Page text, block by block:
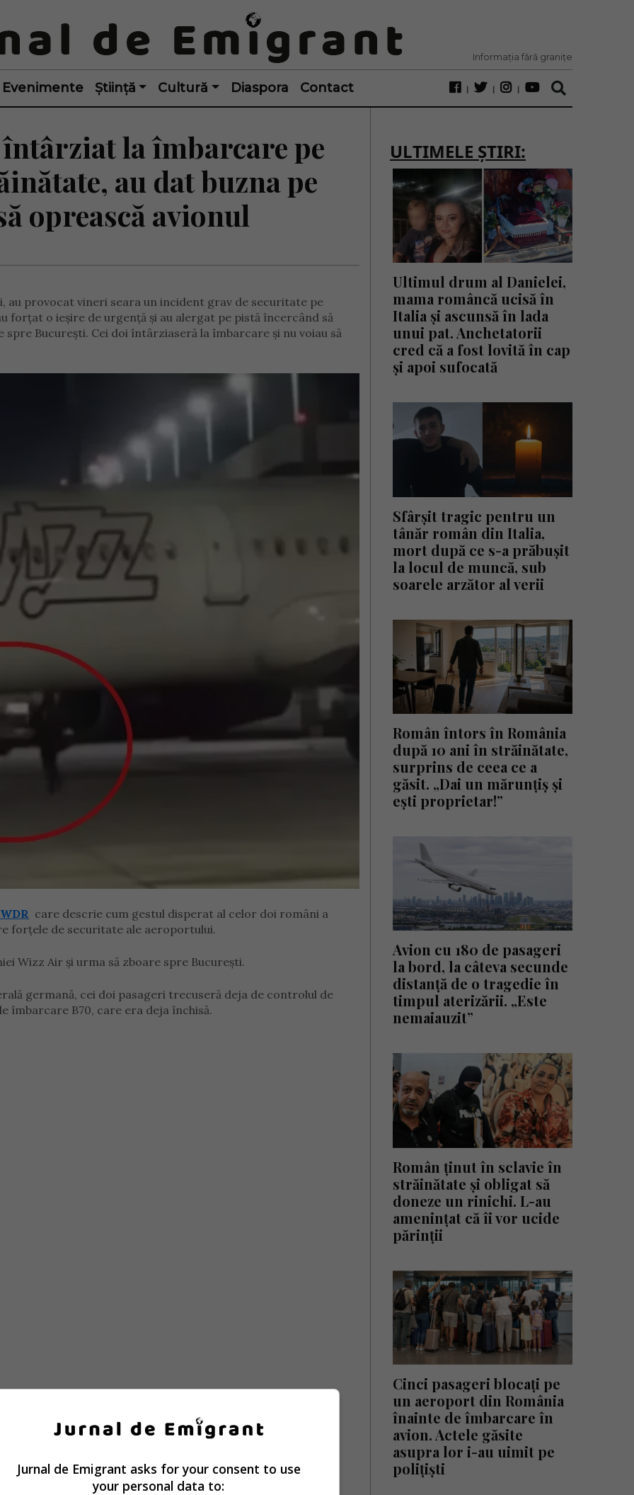
Informația fără granițe
Evenimente Știință Cultură Diaspora Contact
la îmbarcare pe
au dat buzna pe
oprească avionul
au provocat vineri seara un incident grav de securitate pe
forțat o ieșire de urgență și au alergat pe pistă încercând să
spre București. Cei doi întârziaseră la îmbarcare și nu voiau să
WDR care descrie cum gestul disperat al celor doi români a
forțele de securitate ale aeroportului.
Wizz Air și urma să zboare spre București.
germană, cei doi pasageri trecuseră deja de controlul de
îmbarcare B70, care era deja închisă.
ULTIMELE ȘTIRI:
Ultimul drum al Danielei,
mama româncă ucisă în
Italia și ascunsă în lada
unui pat. Anchetatorii
cred că a fost lovită în cap
și apoi sufocată
Sfârșit tragic pentru un
tânăr român din Italia,
mort după ce s-a prăbușit
la locul de muncă, sub
soarele arzător al verii
Român întors în România
după 10 ani în străinătate,
surprins de ceea ce a
găsit. „Dai un mărunțiș și
ești proprietar!”
Avion cu 180 de pasageri
la bord, la câteva secunde
distanță de o tragedie în
timpul aterizării. „Este
nemaiauzit”
Român ținut în sclavie în
străinătate și obligat să
doneze un rinichi. L-au
amenințat că îi vor ucide
părinții
Cinci pasageri blocați pe
un aeroport din România
înainte de îmbarcare în
avion. Actele găsite
asupra lor i-au uimit pe
polițiști
Jurnal de Emigrant asks for your consent to use
your personal data to: